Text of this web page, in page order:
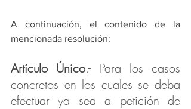
A continuación, el contenido de la
mencionada resolución:
Artículo Único.- Para los casos
concretos en los cuales se deba
efectuar ya sea a petición de